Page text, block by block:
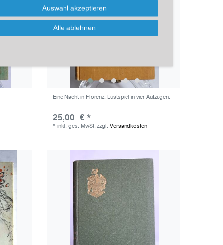
Eine Nacht in Florenz. Lustspiel in vier Aufzügen.
25,00 € *
*inkl. ges. MwSt. zzgl.Versandkosten
Auswahl akzeptieren
Alle ablehnen